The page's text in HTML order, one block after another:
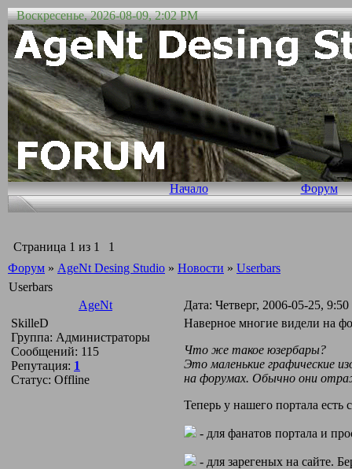
Воскресенье, 2026-08-09, 2:02 PM
Начало Форум
Страница 1 из 1
1
Форум » AgeNt Desing Studio » Новости » Userbars
Userbars
AgeNt
Дата: Четверг, 2006-05-25,
SkilleD
Группа: Администраторы
Сообщений: 115
Репутация: 1
Статус: Offline
Наверное многие видели на
Что же такое юзербары?
Это маленькие графические
на форумах. Обычно они
Теперь у нашего портала есть
- для фанатов портала и
- для зарегеных на сайте.